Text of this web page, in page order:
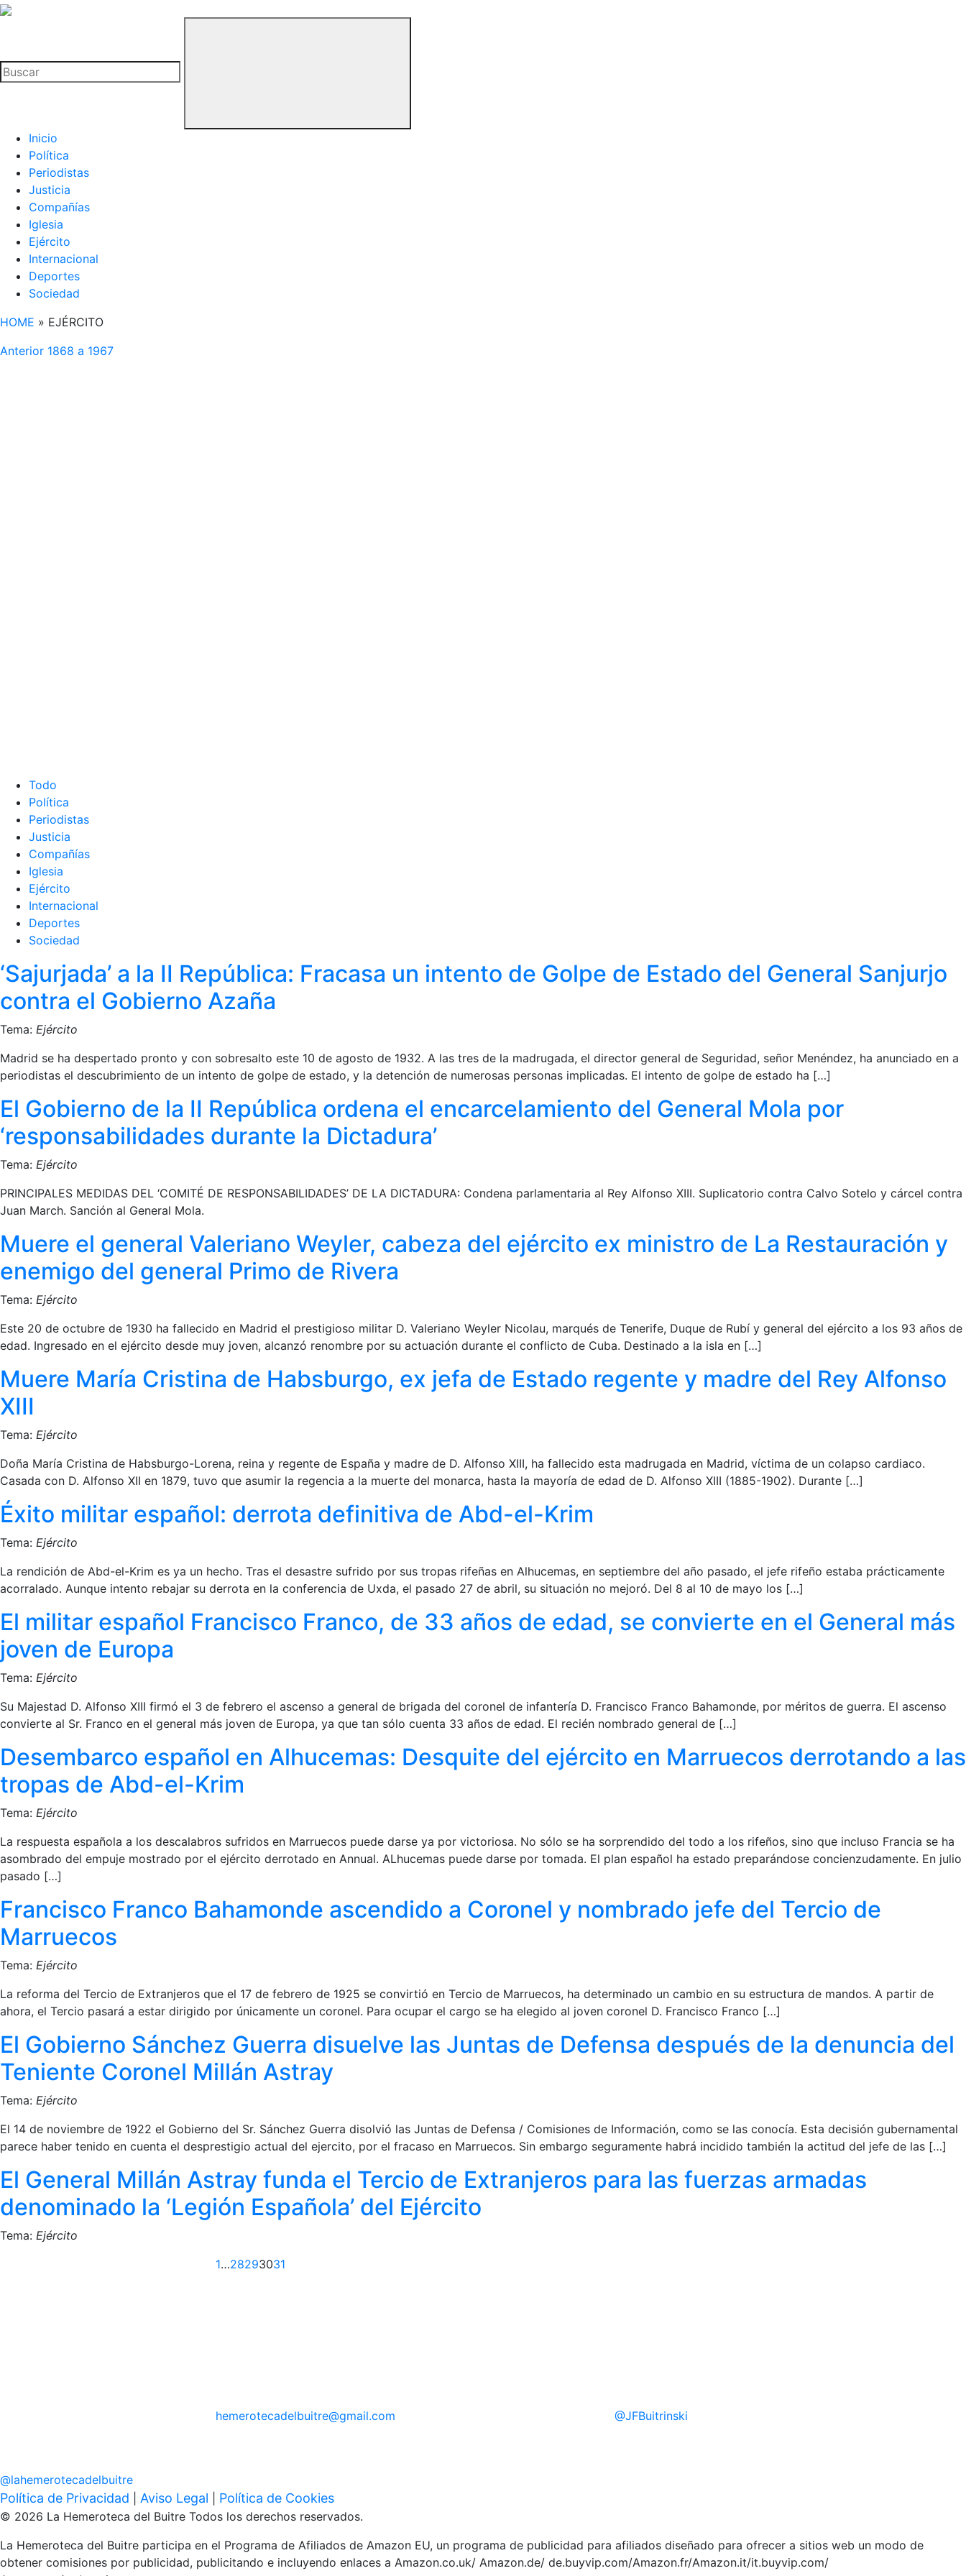
La
Buitre
Inicio
Política
Periodistas
Justicia
Compañías
Iglesia
Ejército
Internacional
Deportes
Sociedad
HOME » EJÉRCITO
Anterior 1868 a 1967
Todo
Política
Periodistas
Justicia
Compañías
Iglesia
Ejército
Internacional
Deportes
Sociedad
‘Sajurjada’ a la II República: Fracasa un intento de Golpe de Estado del General Sanjurjo
contra el Gobierno Azaña
Tema: Ejército
Madrid se ha despertado pronto y con sobresalto este 10 de agosto de 1932. A las tres de la madrugada, el director general de Seguridad, señor Menéndez, ha anunciado en a
periodistas el descubrimiento de un intento de golpe de estado, y la detención de numerosas personas implicadas. El intento de golpe de estado ha […]
El Gobierno de la II República ordena el encarcelamiento del General Mola por
‘responsabilidades durante la Dictadura’
Tema: Ejército
PRINCIPALES MEDIDAS DEL ‘COMITÉ DE RESPONSABILIDADES’ DE LA DICTADURA: Condena parlamentaria al Rey Alfonso XIII. Suplicatorio contra Calvo Sotelo y cárcel contra
Juan March. Sanción al General Mola.
Muere el general Valeriano Weyler, cabeza del ejército ex ministro de La Restauración y
enemigo del general Primo de Rivera
Tema: Ejército
Este 20 de octubre de 1930 ha fallecido en Madrid el prestigioso militar D. Valeriano Weyler Nicolau, marqués de Tenerife, Duque de Rubí y general del ejército a los 93 años de
edad. Ingresado en el ejército desde muy joven, alcanzó renombre por su actuación durante el conflicto de Cuba. Destinado a la isla en […]
Muere María Cristina de Habsburgo, ex jefa de Estado regente y madre del Rey Alfonso
XIII
Tema: Ejército
Doña María Cristina de Habsburgo-Lorena, reina y regente de España y madre de D. Alfonso XIII, ha fallecido esta madrugada en Madrid, víctima de un colapso cardiaco.
Casada con D. Alfonso XII en 1879, tuvo que asumir la regencia a la muerte del monarca, hasta la mayoría de edad de D. Alfonso XIII (1885-1902). Durante […]
Éxito militar español: derrota definitiva de Abd-el-Krim
Tema: Ejército
La rendición de Abd-el-Krim es ya un hecho. Tras el desastre sufrido por sus tropas rifeñas en Alhucemas, en septiembre del año pasado, el jefe rifeño estaba prácticamente
acorralado. Aunque intento rebajar su derrota en la conferencia de Uxda, el pasado 27 de abril, su situación no mejoró. Del 8 al 10 de mayo los […]
El militar español Francisco Franco, de 33 años de edad, se convierte en el General más
joven de Europa
Tema: Ejército
Su Majestad D. Alfonso XIII firmó el 3 de febrero el ascenso a general de brigada del coronel de infantería D. Francisco Franco Bahamonde, por méritos de guerra. El ascenso
convierte al Sr. Franco en el general más joven de Europa, ya que tan sólo cuenta 33 años de edad. El recién nombrado general de […]
Desembarco español en Alhucemas: Desquite del ejército en Marruecos derrotando a las
tropas de Abd-el-Krim
Tema: Ejército
La respuesta española a los descalabros sufridos en Marruecos puede darse ya por victoriosa. No sólo se ha sorprendido del todo a los rifeños, sino que incluso Francia se ha
asombrado del empuje mostrado por el ejército derrotado en Annual. ALhucemas puede darse por tomada. El plan español ha estado preparándose concienzudamente. En julio
pasado […]
Francisco Franco Bahamonde ascendido a Coronel y nombrado jefe del Tercio de
Marruecos
Tema: Ejército
La reforma del Tercio de Extranjeros que el 17 de febrero de 1925 se convirtió en Tercio de Marruecos, ha determinado un cambio en su estructura de mandos. A partir de
ahora, el Tercio pasará a estar dirigido por únicamente un coronel. Para ocupar el cargo se ha elegido al joven coronel D. Francisco Franco […]
El Gobierno Sánchez Guerra disuelve las Juntas de Defensa después de la denuncia del
Teniente Coronel Millán Astray
Tema: Ejército
El 14 de noviembre de 1922 el Gobierno del Sr. Sánchez Guerra disolvió las Juntas de Defensa / Comisiones de Información, como se las conocía. Esta decisión gubernamental
parece haber tenido en cuenta el desprestigio actual del ejercito, por el fracaso en Marruecos. Sin embargo seguramente habrá incidido también la actitud del jefe de las […]
El General Millán Astray funda el Tercio de Extranjeros para las fuerzas armadas
denominado la ‘Legión Española’ del Ejército
Tema: Ejército
1…28293031
hemerotecadelbuitre@gmail.com @JFBuitrinski
@lahemerotecadelbuitre
Política de Privacidad Aviso Legal Política de Cookies
© 2026 La Hemeroteca del Buitre Todos los derechos reservados.
La Hemeroteca del Buitre participa en el Programa de Afiliados de Amazon EU, un programa de publicidad para afiliados diseñado para ofrecer a sitios web un modo de
obtener comisiones por publicidad, publicitando e incluyendo enlaces a Amazon.co.uk/ Amazon.de/ de.buyvip.com/Amazon.fr/Amazon.it/it.buyvip.com/